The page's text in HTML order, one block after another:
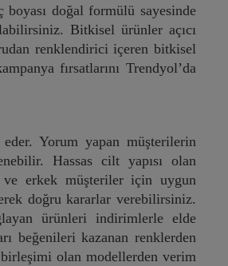
doğal formülü sayesinde
Bitkisel ürünler açıcı
renklendirici içeren bitkisel
fırsatlarını Trendyol’da
Yorum yapan müşterilerin
Hassas cilt yapısı olan
erkek müşteriler için uygun
doğru kararlar verebilirsiniz.
ürünleri indirimlerle elde
beğenileri kazanan renklerden
olan modellerden verim